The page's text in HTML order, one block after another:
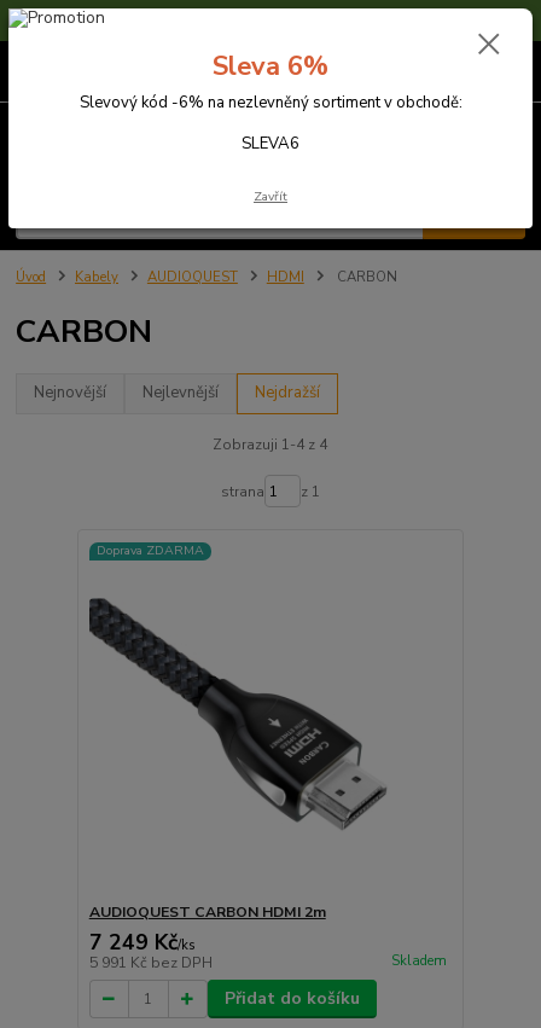
Sleva 6% na nezlevněné zboží s kódem SLEVA6
Úvod Kabely AUDIOQUEST HDMI CARBON
CARBON
Nejnovější Nejlevnější Nejdražší
Zobrazuji 1-4 z 4
strana z 1
Doprava ZDARMA
AUDIOQUEST CARBON HDMI 2m
7 249 Kč/ks
5 991 Kč bez DPH Skladem
Přidat do košíku
Sleva 6%
Slevový kód -6% na nezlevněný sortiment v obchodě:
SLEVA6
Zavřít